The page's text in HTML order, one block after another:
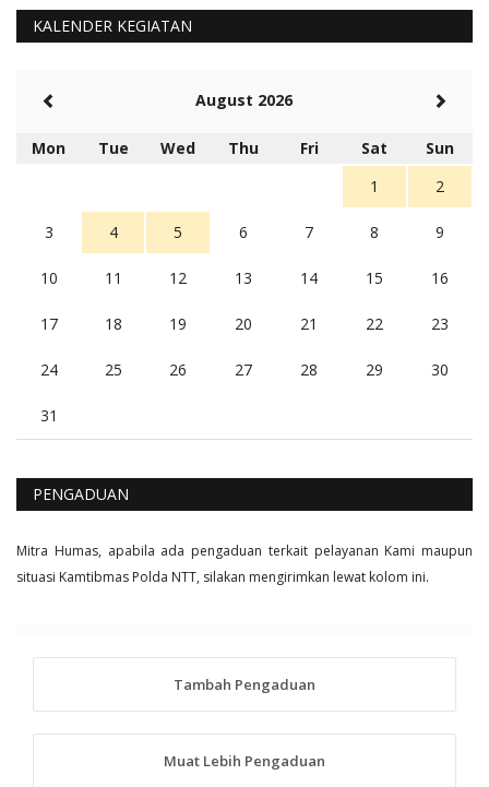
5 tahun Yang lalu
Rambu (rambu03@gmail.com)
Berita Polres Sumba Barat Mantap
5 tahun Yang lalu
Balas
16
KALENDER KEGIATAN
August 2026
Mon Tue Wed Thu Fri Sat
Sun
1
2
3 4 5 6 7 8 9
10 11 12 13 14 15 16
17 18 19 20 21 22 23
24 25 26 27 28 29 30
31
PENGADUAN
Mitra Humas, apabila ada pengaduan terkait pelayanan Kami maupun
situasi Kamtibmas Polda NTT, silakan mengirimkan lewat kolom ini.
Tambah Pengaduan
Muat Lebih Pengaduan